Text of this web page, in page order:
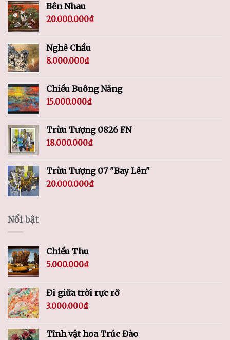
Bên Nhau
20.000.000₫
Nghê Chầu
8.000.000₫
Chiều Buông Nắng
15.000.000₫
Trừu Tượng 0826 FN
18.000.000₫
Trừu Tượng 07 "Bay Lên"
20.000.000₫
Nổi bật
Chiều Thu
5.000.000₫
Đi giữa trời rực rỡ
3.000.000₫
Tĩnh vật hoa Trúc Đào